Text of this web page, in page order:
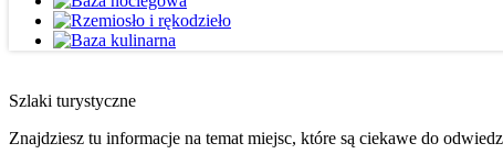
Szlaki turystyczne
Znajdziesz tu informacje na temat miejsc, które są ciekawe do